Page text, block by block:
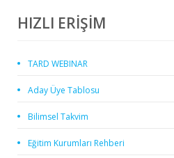
HIZLI ERİŞİM
TARD WEBINAR
Aday Üye Tablosu
Bilimsel Takvim
Eğitim Kurumları Rehberi